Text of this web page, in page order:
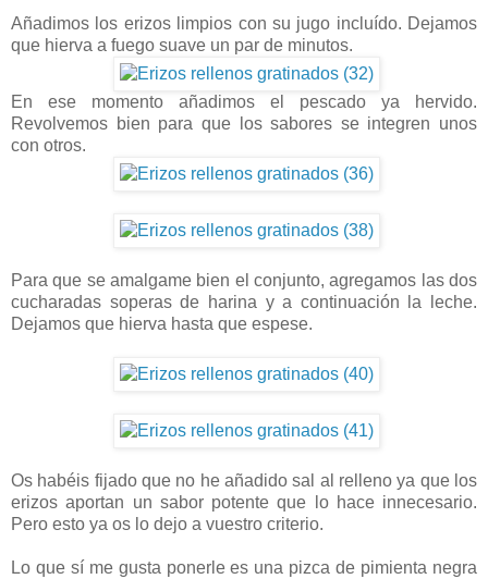
Añadimos los erizos limpios con su jugo incluído. Dejamos
que hierva a fuego suave un par de minutos.
En ese momento añadimos el pescado ya hervido.
Revolvemos bien para que los sabores se integren unos
con otros.
Para que se amalgame bien el conjunto, agregamos las dos
cucharadas soperas de harina y a continuación la leche.
Dejamos que hierva hasta que espese.
Os habéis fijado que no he añadido sal al relleno ya que los
erizos aportan un sabor potente que lo hace innecesario.
Pero esto ya os lo dejo a vuestro criterio.
Lo que sí me gusta ponerle es una pizca de pimienta negra